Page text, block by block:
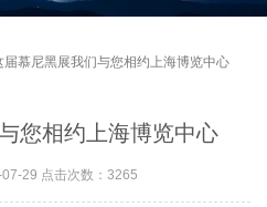
届慕尼黑展我们与您相约上海博览中心
您相约上海博览中心
29 点击次数：3265